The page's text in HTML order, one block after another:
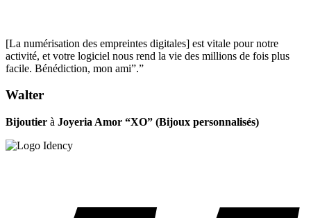
[La numérisation des empreintes digitales] est vitale pour notre
activité, et votre logiciel nous rend la vie des millions de fois plus
facile. Bénédiction, mon ami”.”
Walter
Bijoutier à Joyeria Amor “XO” (Bijoux personnalisés)